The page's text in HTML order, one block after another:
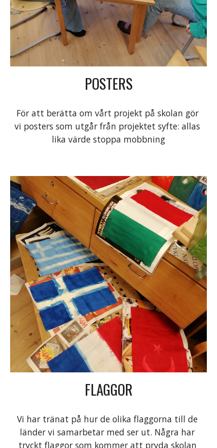
POSTERS
För att berätta om vårt projekt på skolan gör
vi posters som utgår från projektet syfte: allas
lika värde stoppa mobbning
FLAGGOR
Vi har tränat på hur de olika flaggorna till de
länder vi samarbetar med ser ut. Några har
tryckt flaggor som kommer att pryda skolan